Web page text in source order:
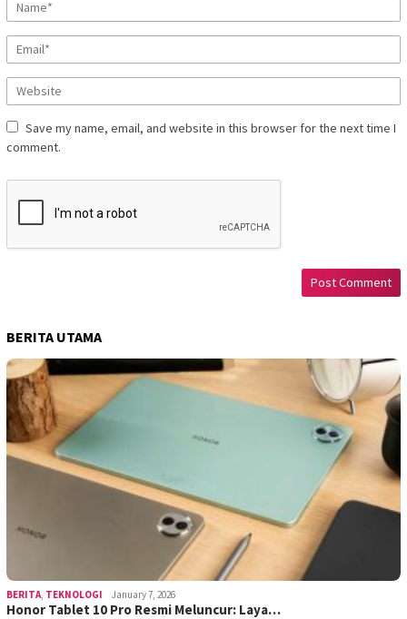
Save my name, email, and website in this browser for the next time I
comment.
BERITA UTAMA
BERITA, TEKNOLOGI January 7, 2026
Honor Tablet 10 Pro Resmi Meluncur: Laya…